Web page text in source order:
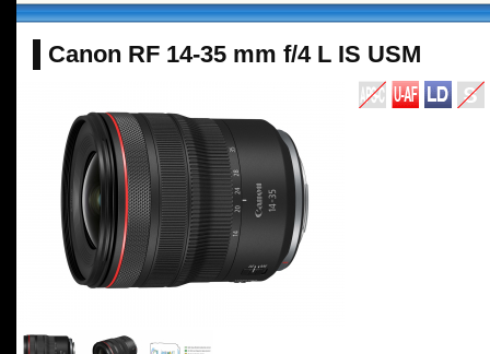
Canon RF 14-35 mm f/4 L IS USM